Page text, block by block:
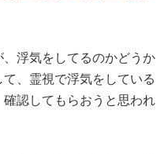
浮気をしてるのかどうか
、霊視で浮気をしている
認してもらおうと思われ